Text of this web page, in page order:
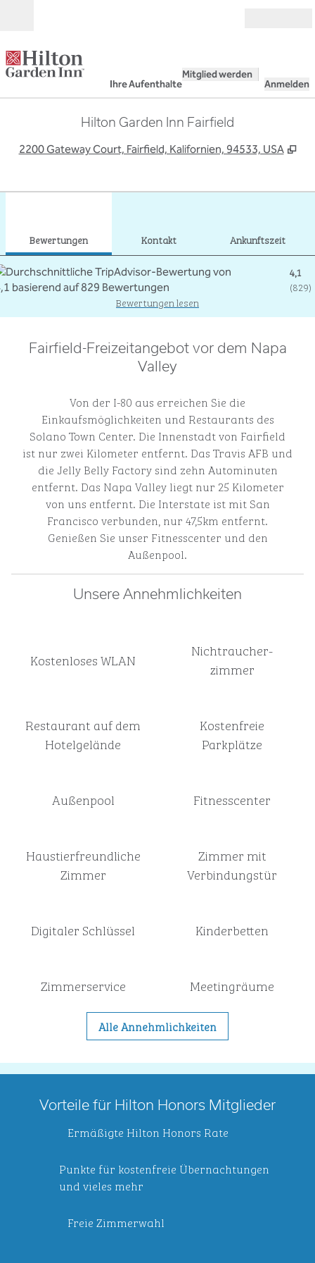
Ihre Aufenthalte
Mitglied werden
Anmelden
Hilton Garden Inn Fairfield
2200 Gateway Court, Fairfield, Kalifornien, 94533, USA ,
Bewertungen Kontakt Ankunftszeit
4,1
(829)
Bewertungen lesen
Fairfield-Freizeitangebot vor dem Napa
Valley
Von der I-80 aus erreichen Sie die
Einkaufsmöglichkeiten und Restaurants des
Solano Town Center. Die Innenstadt von Fairfield
ist nur zwei Kilometer entfernt. Das Travis AFB und
die Jelly Belly Factory sind zehn Autominuten
entfernt. Das Napa Valley liegt nur 25 Kilometer
von uns entfernt. Die Interstate ist mit San
Francisco verbunden, nur 47,5km entfernt.
Genießen Sie unser Fitnesscenter und den
Außenpool.
Unsere Annehmlichkeiten
Kostenloses WLAN
Nichtraucher­
zimmer
Restaurant auf dem
Hotelgelände
Kostenfreie
Parkplätze
Außenpool Fitnesscenter
Haustier­freundliche
Zimmer
Zimmer mit
Verbindungstür
Digitaler Schlüssel Kinderbetten
Zimmer­service Meeting­räume
Alle Annehmlichkeiten
Vorteile für Hilton Honors Mitglieder
Ermäßigte Hilton Honors Rate
Punkte für kostenfreie Übernachtungen
und vieles mehr
Freie Zimmerwahl